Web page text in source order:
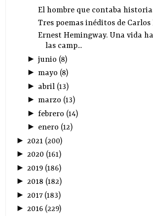
El hombre que contaba
Tres poemas inéditos de Carlos
Ernest Hemingway. Una vida
las camp...
► junio (8)
► mayo (8)
► abril(13)
► marzo (13)
► febrero (14)
► enero (12)
► 2021 (200)
►2020 (161)
► 2019 (186)
►2018 (182)
► 2017(183)
►2016 (229)